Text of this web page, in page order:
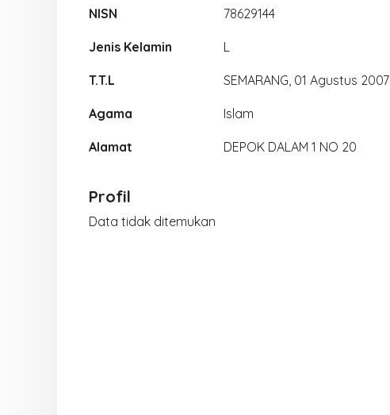
NISN 78629144
Jenis Kelamin L
T.T.L SEMARANG, 01 Agustus 2007
Agama Islam
Alamat DEPOK DALAM 1 NO 20
Profil
Data tidak ditemukan